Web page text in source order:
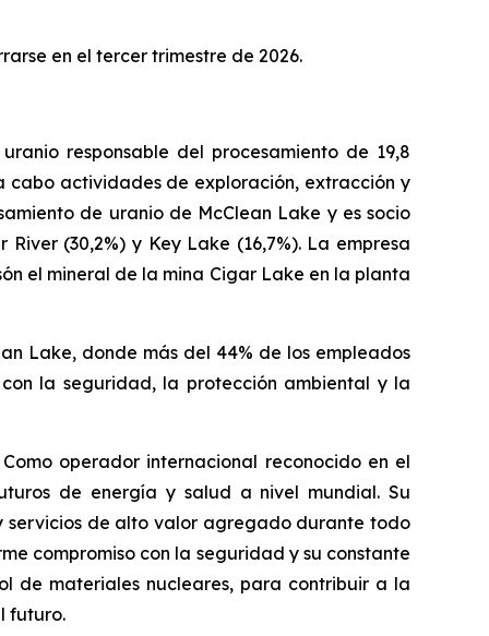
en el tercer trimestre de 2026.
responsable del procesamiento de 19,8
cabo actividades de exploración, extracción y
de uranio de McClean Lake y es socio
(30,2%) y Key Lake (16,7%). La empresa
el mineral de la mina Cigar Lake en la planta
Lake, donde más del 44% de los empleados
la seguridad, la protección ambiental y la
operador internacional reconocido en el
de energía y salud a nivel mundial. Su
servicios de alto valor agregado durante todo
compromiso con la seguridad y su constante
de materiales nucleares, para contribuir a la
futuro.